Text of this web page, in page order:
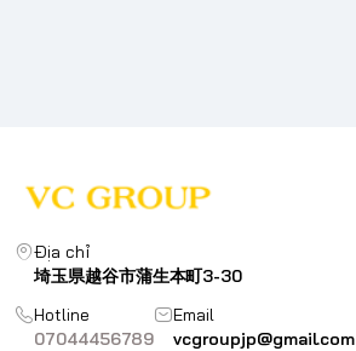
Địa chỉ
埼玉県越谷市蒲生本町3-30
Hotline
07044456789
Email
vcgroupjp@gmail.com